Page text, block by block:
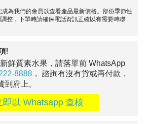
成為我們的會員以查看產品最新價格。部份季節性
整，下單時請確保電話資訊正確以有需要時聯
!
鮮質素水果，請落單前 WhatsApp
8888 ， 諮詢有沒有貨或再付款，
到府上。
即以 Whatsapp 查核